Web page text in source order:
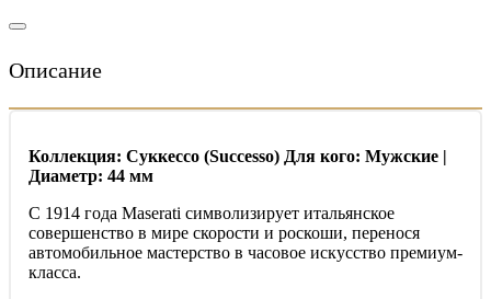
Описание
Коллекция: Суккессо (Successo) Для кого: Мужские |
Диаметр: 44 мм
С 1914 года Maserati символизирует итальянское
совершенство в мире скорости и роскоши, перенося
автомобильное мастерство в часовое искусство премиум-
класса.